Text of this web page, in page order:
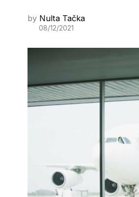
by Nulta Tačka
08/12/2021